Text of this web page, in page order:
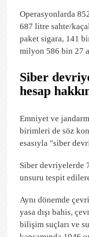
Operasyonlarda
687 litre sahte/
paket sigara, 141
milyon 586 bin 27
Siber
hesap
Emniyet ve
birimleri de söz
esasıyla "siber
Siber devriyelerde
unsuru tespit
Aynı dönemde
yasa dışı bahis,
bilişim suçları ve